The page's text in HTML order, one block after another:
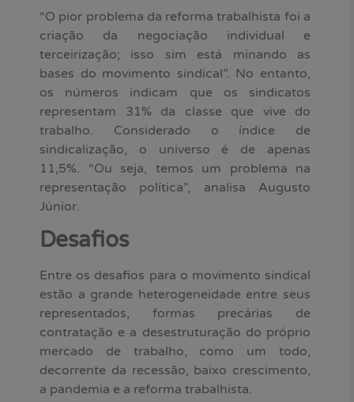
“O pior problema da reforma trabalhista foi a
criação da negociação individual e
terceirização; isso sim está minando as
bases do movimento sindical”. No entanto,
os números indicam que os sindicatos
representam 31% da classe que vive do
trabalho. Considerado o índice de
sindicalização, o universo é de apenas
11,5%. “Ou seja, temos um problema na
representação política”, analisa Augusto
Júnior.
Desafios
Entre os desafios para o movimento sindical
estão a grande heterogeneidade entre seus
representados, formas precárias de
contratação e a desestruturação do próprio
mercado de trabalho, como um todo,
decorrente da recessão, baixo crescimento,
a pandemia e a reforma trabalhista.